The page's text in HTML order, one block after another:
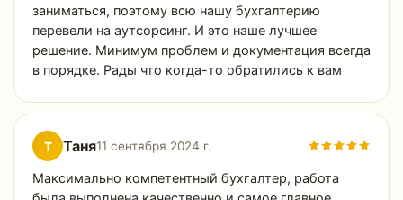
заниматься, поэтому всю нашу бухгалтерию
перевели на аутсорсинг. И это наше лучшее
решение. Минимум проблем и документация всегда
в порядке. Рады что когда-то обратились к вам
Т Таня11 сентября 2024 г.
Максимально компетентный бухгалтер, работа